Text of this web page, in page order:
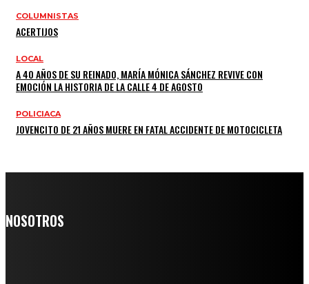
COLUMNISTAS
ACERTIJOS
LOCAL
A 40 AÑOS DE SU REINADO, MARÍA MÓNICA SÁNCHEZ REVIVE CON
EMOCIÓN LA HISTORIA DE LA CALLE 4 DE AGOSTO
POLICIACA
JOVENCITO DE 21 AÑOS MUERE EN FATAL ACCIDENTE DE MOTOCICLETA
NOSOTROS